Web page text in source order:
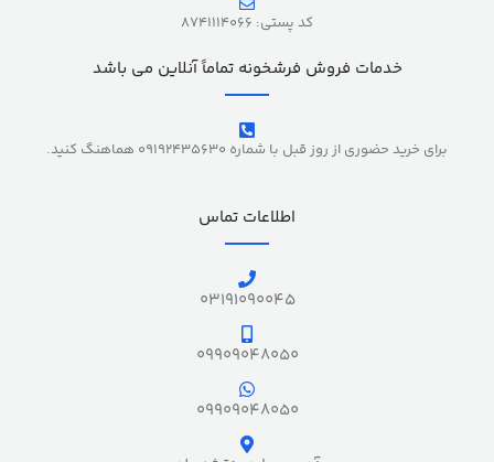
کد پستی: 8741114066
خدمات فروش فرشخونه تماماً آنلاین می باشد
برای خرید حضوری از روز قبل با شماره 09192435630 هماهنگ کنید.
اطلاعات تماس
03191090045
09909048050
09909048050